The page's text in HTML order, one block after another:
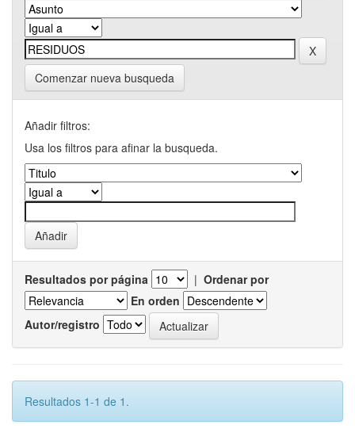
Comenzar nueva busqueda
Añadir filtros:
Usa los filtros para afinar la busqueda.
Resultados por página | Ordenar por
En orden
Autor/registro
Resultados 1-1 de 1.